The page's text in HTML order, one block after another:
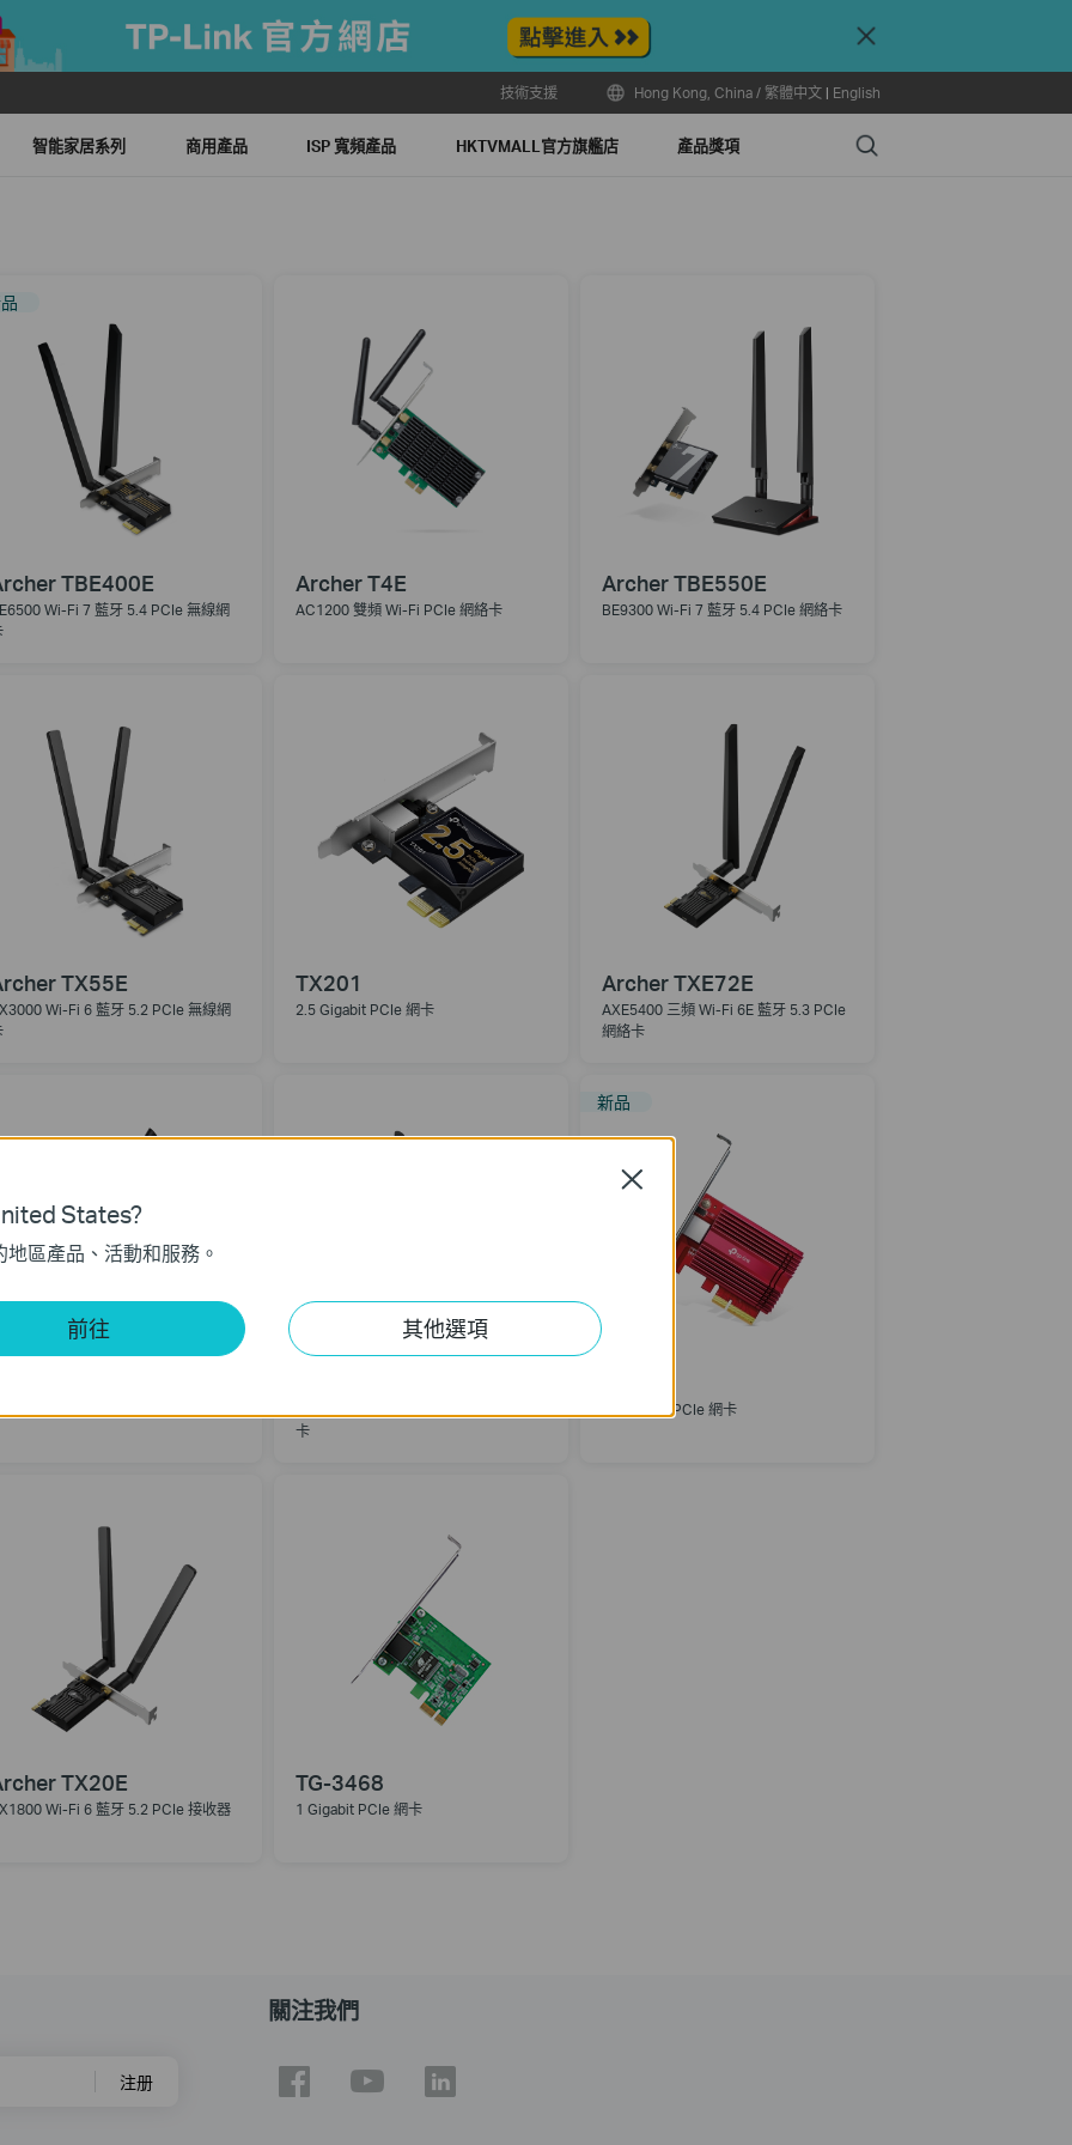
Close
技術支援 Hong Kong, China / 繁體中文 | English
智能家居系列 商用產品 ISP 寬頻產品 HKTVMALL官方旗艦店 產品獎項 Search
TBE400E
Wi-Fi 7 藍牙 5.4 PCIe 無線網
Archer T4E
AC1200 雙頻 Wi-Fi PCIe 網絡卡
Archer TBE550E
BE9300 Wi-Fi 7 藍牙 5.4 PCIe 網絡卡
TX55E
Wi-Fi 6 藍牙 5.2 PCIe 無線網
TX201
2.5 Gigabit PCIe 網卡
Archer TXE72E
AXE5400 三頻 Wi-Fi 6E 藍牙 5.3 PCIe
網絡卡
卡
新品
10 Gigabit PCIe 網卡
TX20E
Wi-Fi 6 藍牙 5.2 PCIe 接收器
TG-3468
1 Gigabit PCIe 網卡
注册
關注我們
States?
地區產品、活動和服務。
前往 其他選項
Close